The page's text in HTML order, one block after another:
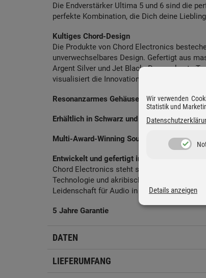
Die Endverstärker Ultima 5 und 6 sind die
perfekte Kombination, die Dich deine
Kultiges Chord-Design
Die Produkte von Chord Electronics
unverwechselbares Design. Gefertigt aus
Argent Silver und Jet Black. Der markante
visualisiert die Innovationskraft, die in
Resonanzarmes Gehäuse aus Aluminium
Erhältlich in Schwarz und Silber
Multi-Award-Winning Sound seit 1989
Entwickelt und gefertigt in Kent, England (UK)
Chord Electronics steht seit über drei
Technologie und akribischer
Leidenschaft für Audio in Perfektion
5 Jahre Garantie
DATEN
LIEFERUMFANG
Wir verwenden
Statistik und
Details anzeigen